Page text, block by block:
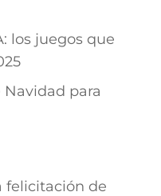
los juegos que
para
felicitación de